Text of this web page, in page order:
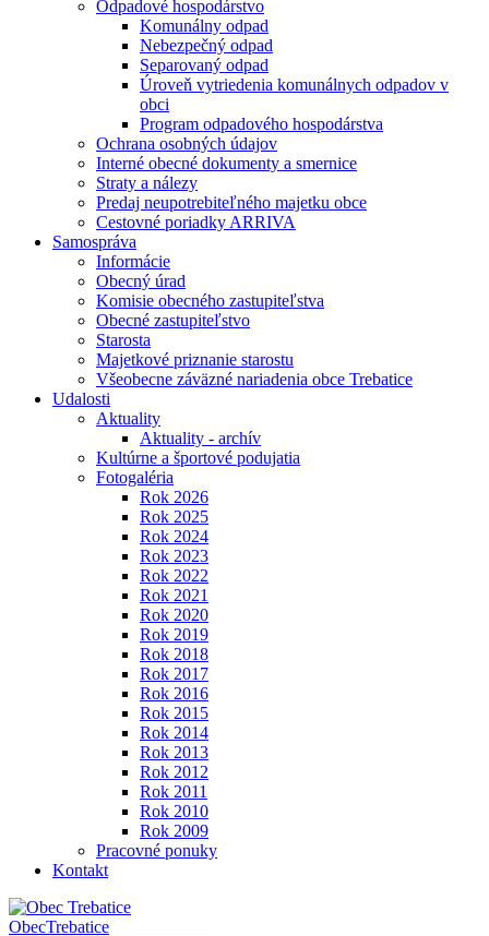
Odpadové hospodárstvo
Komunálny odpad
Nebezpečný odpad
Separovaný odpad
Úroveň vytriedenia komunálnych odpadov v
obci
Program odpadového hospodárstva
Ochrana osobných údajov
Interné obecné dokumenty a smernice
Straty a nálezy
Predaj neupotrebiteľného majetku obce
Cestovné poriadky ARRIVA
Samospráva
Informácie
Obecný úrad
Komisie obecného zastupiteľstva
Obecné zastupiteľstvo
Starosta
Majetkové priznanie starostu
Všeobecne záväzné nariadenia obce Trebatice
Udalosti
Aktuality
Aktuality - archív
Kultúrne a športové podujatia
Fotogaléria
Rok 2026
Rok 2025
Rok 2024
Rok 2023
Rok 2022
Rok 2021
Rok 2020
Rok 2019
Rok 2018
Rok 2017
Rok 2016
Rok 2015
Rok 2014
Rok 2013
Rok 2012
Rok 2011
Rok 2010
Rok 2009
Pracovné ponuky
Kontakt
ObecTrebatice